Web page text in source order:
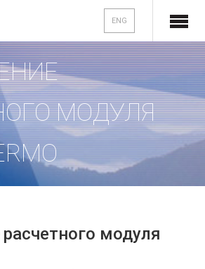
ENG
МОДУЛЯ
модуля